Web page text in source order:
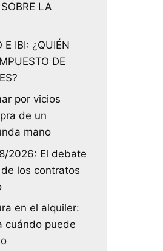
LA
E IBI: ¿QUIÉN
DE
por vicios
de un
mano
2026: El debate
los contratos
en el alquiler:
cuándo puede